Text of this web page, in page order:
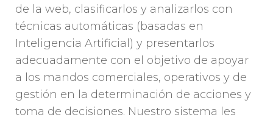
de la web, clasificarlos y analizarlos con
técnicas automáticas (basadas en
Inteligencia Artificial) y presentarlos
adecuadamente con el objetivo de apoyar
a los mandos comerciales, operativos y de
gestión en la determinación de acciones y
toma de decisiones. Nuestro sistema les